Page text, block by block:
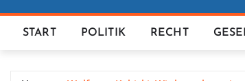
START POLITIK RECHT